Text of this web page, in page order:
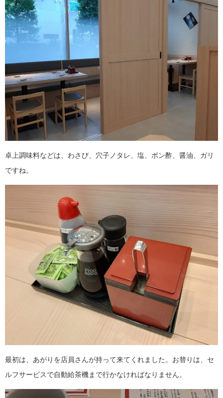
卓上調味料などは、わさび、穴子ノタレ、塩、ポン酢、醤油、ガリ
ですね。
最初は、あがりを店員さんが持って来てくれました。お替りは、セ
ルフサービスで自動給茶機まで行かなければなりません。